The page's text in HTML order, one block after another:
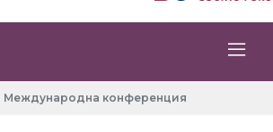
Международна конференция